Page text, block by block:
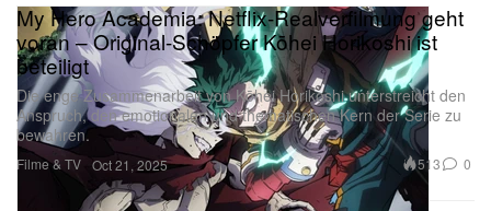
Filme & TV
My Hero Academia: Netflix-Realverfilmung geht
voran – Original-Schöpfer Kōhei Horikoshi ist
beteiligt
Die enge Zusammenarbeit von Kōhei Horikoshi unterstreicht den
Anspruch, den emotionalen und thematischen Kern der Serie zu
bewahren.
Oct 21, 2025 513 0